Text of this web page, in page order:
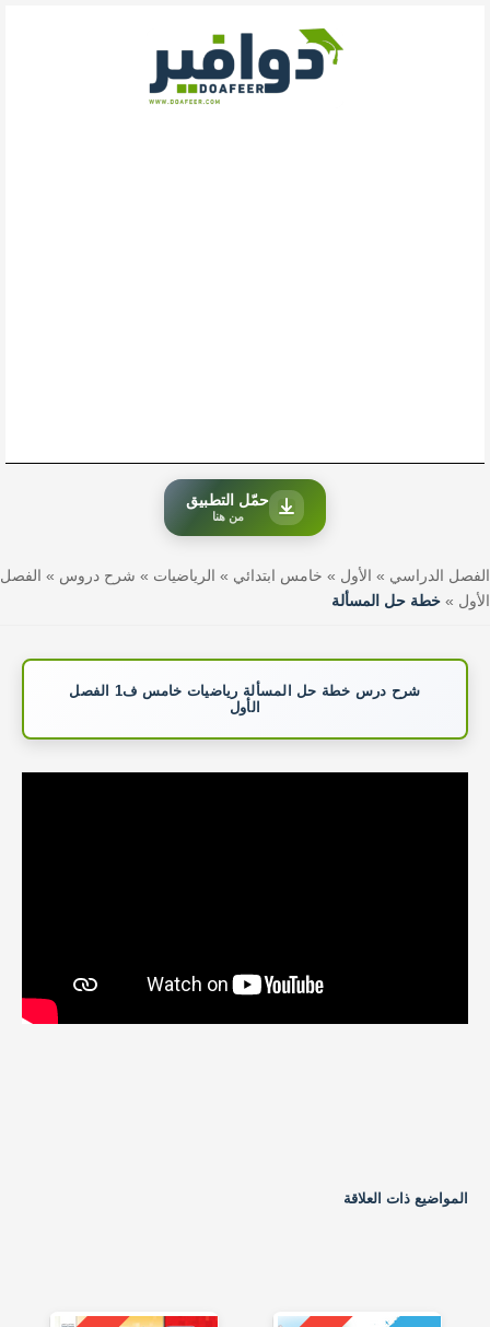
حمّل التطبيق
من هنا
الفصل الدراسي » الأول » خامس ابتدائي » الرياضيات » شرح دروس » الفصل
الأول » خطة حل المسألة
شرح درس خطة حل المسألة رياضيات خامس ف1 الفصل
الأول
المواضيع ذات العلاقة